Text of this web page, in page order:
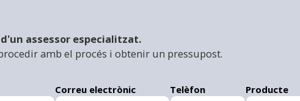
assessor especialitzat.
amb el procés i obtenir un pressupost.
Correu electrònic Telèfon Producte